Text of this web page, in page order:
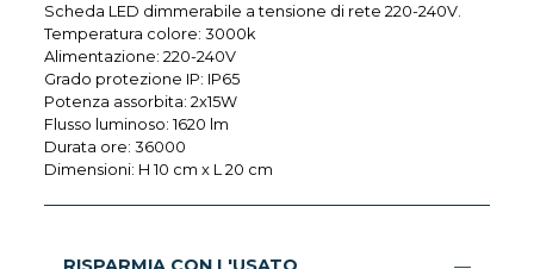
Scheda LED dimmerabile a tensione di rete 220-240V.
Temperatura colore: 3000k
Alimentazione: 220-240V
Grado protezione IP: IP65
Potenza assorbita: 2x15W
Flusso luminoso: 1620 lm
Durata ore: 36000
Dimensioni: H 10 cm x L 20 cm